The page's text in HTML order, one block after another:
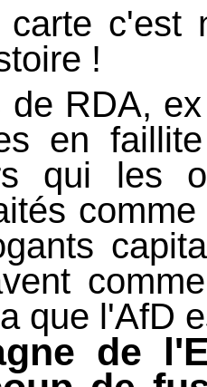
carte
!
de RDA,
en
qui les
que l'AfD
de